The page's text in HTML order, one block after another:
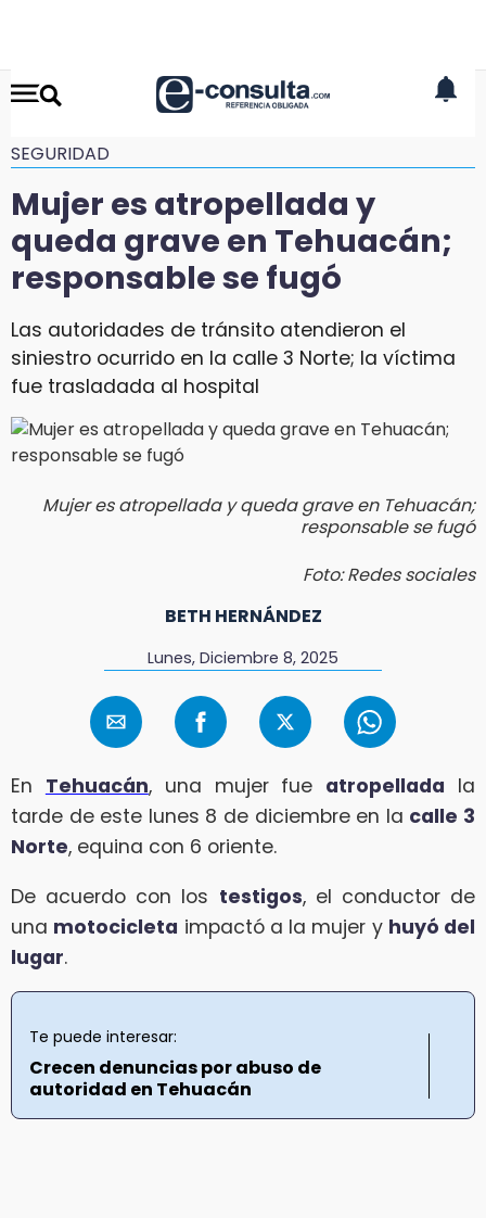
SEGURIDAD
Mujer es atropellada y
queda grave en Tehuacán;
responsable se fugó
Las autoridades de tránsito atendieron el
siniestro ocurrido en la calle 3 Norte; la víctima
fue trasladada al hospital
Mujer es atropellada y queda grave en Tehuacán;
responsable se fugó
Foto: Redes sociales
BETH HERNÁNDEZ
Lunes, Diciembre 8, 2025
En Tehuacán, una mujer fue atropellada la
tarde de este lunes 8 de diciembre en la calle 3
Norte, equina con 6 oriente.
De acuerdo con los testigos, el conductor de
una motocicleta impactó a la mujer y huyó del
lugar.
Te puede interesar:
Crecen denuncias por abuso de
autoridad en Tehuacán